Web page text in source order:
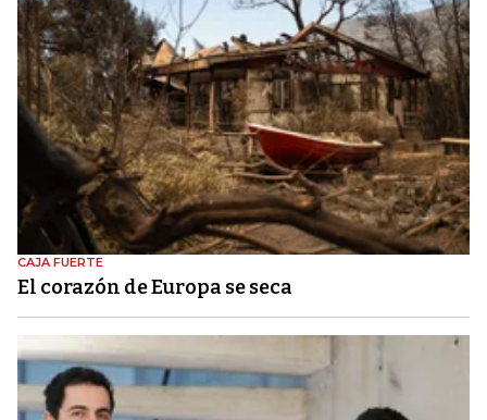
CAJA FUERTE
El corazón de Europa se seca